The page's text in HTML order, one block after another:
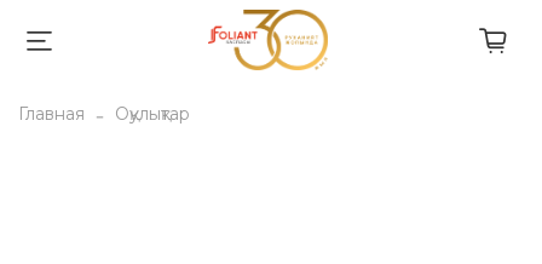
Главная Оқулықтар